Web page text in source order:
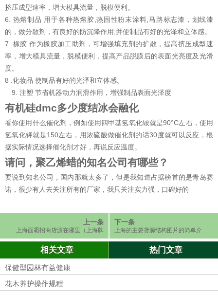
挤压成型速率，增大模具流量，脱模便利。
6. 热熔制品 用于各种热熔胶,热固性粉末涂料,马路标志漆，划线漆
的，做分散剂，有良好的防沉降作用,并使制品有好的光泽和立体感。
7. 橡胶 作为橡胶加工助剂，可增强填充剂的扩散，提高挤压成型速
率，增大模具流量，脱模便利，提高产品脱膜后的表面光亮度及光滑
度。
8 .化妆品 使制品有好的光泽和立体感。
9. 注塑 节省机器动力润滑作用，增强制品表面光泽度
有机硅dmc多少度结冰会融化
看你使用什么催化剂，例如使用四甲基氢氧化铵就是90°C左右，使用
氢氧化钾就是150左右，用浓硫酸做催化剂的话30度就可以反应，根
据实际情况选择催化剂才好，再说反应温度。
请问，聚乙烯蜡的知名公司有哪些？
要说到知名公司，国内那就太多了，但是我知道占据榜首的是青岛赛
诺，很少有人去关注所有的厂家，我只关注实力强，口碑好的
上一条
上海面霜招商货源在哪里（上海牌
面霜）
下一条
上海的主要货源结构图片的简单介
绍
相关文章 热门文章
保健型园林有益健康
花木养护操作规程